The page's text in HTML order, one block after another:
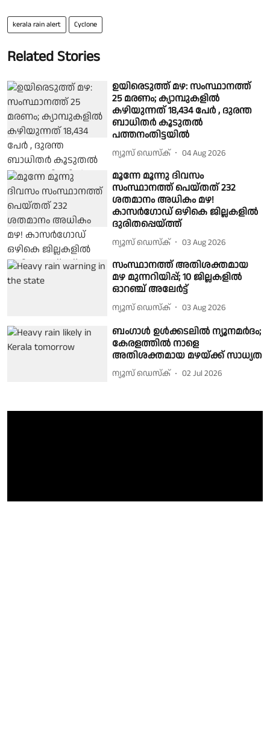
kerala rain alert Cyclone
Related Stories
ഉയിരെടുത്ത് മഴ: സംസ്ഥാനത്ത്
25 മരണം; ക്യാമ്പുകളില്‍
കഴിയുന്നത് 18,434 പേര്‍ , ദുരന്ത
ബാധിതർ കൂടുതൽ
പത്തനംതിട്ടയിൽ
ന്യൂസ് ഡെസ്ക് 04 Aug 2026
മൂന്നേ മൂന്നു ദിവസം
സംസ്ഥാനത്ത് പെയ്തത് 232
ശതമാനം അധികം മഴ!
കാസര്‍ഗോഡ് ഒഴികെ ജില്ലകളില്‍
ദുരിതപ്പെയ്ത്ത്
ന്യൂസ് ഡെസ്ക് 03 Aug 2026
സംസ്ഥാനത്ത് അതിശക്തമായ
മഴ മുന്നറിയിപ്പ്; 10 ജില്ലകളിൽ
ഓറഞ്ച് അലേർട്ട്
ന്യൂസ് ഡെസ്ക് 03 Aug 2026
ബംഗാൾ ഉൾക്കടലിൽ ന്യൂനമർദം;
കേരളത്തിൽ നാളെ
അതിശക്തമായ മഴയ്ക്ക് സാധ്യത
ന്യൂസ് ഡെസ്ക് 02 Jul 2026